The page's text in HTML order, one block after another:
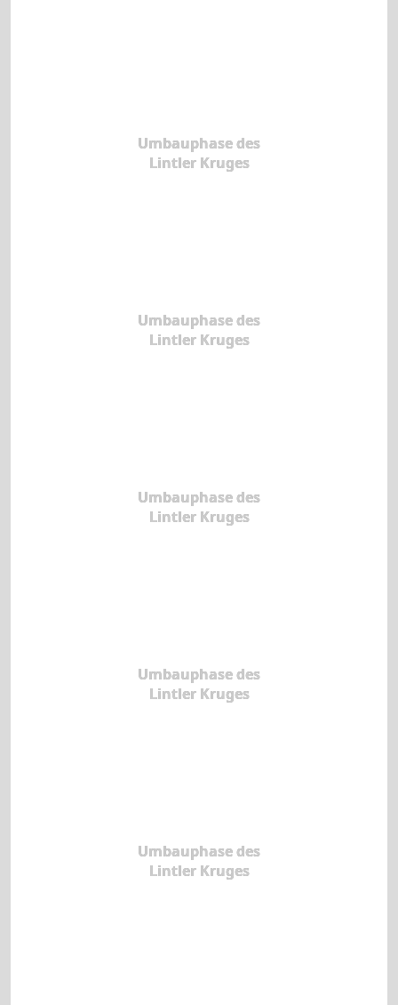
Umbauphase des
Lintler Kruges
Umbauphase des
Lintler Kruges
Umbauphase des
Lintler Kruges
Umbauphase des
Lintler Kruges
Umbauphase des
Lintler Kruges